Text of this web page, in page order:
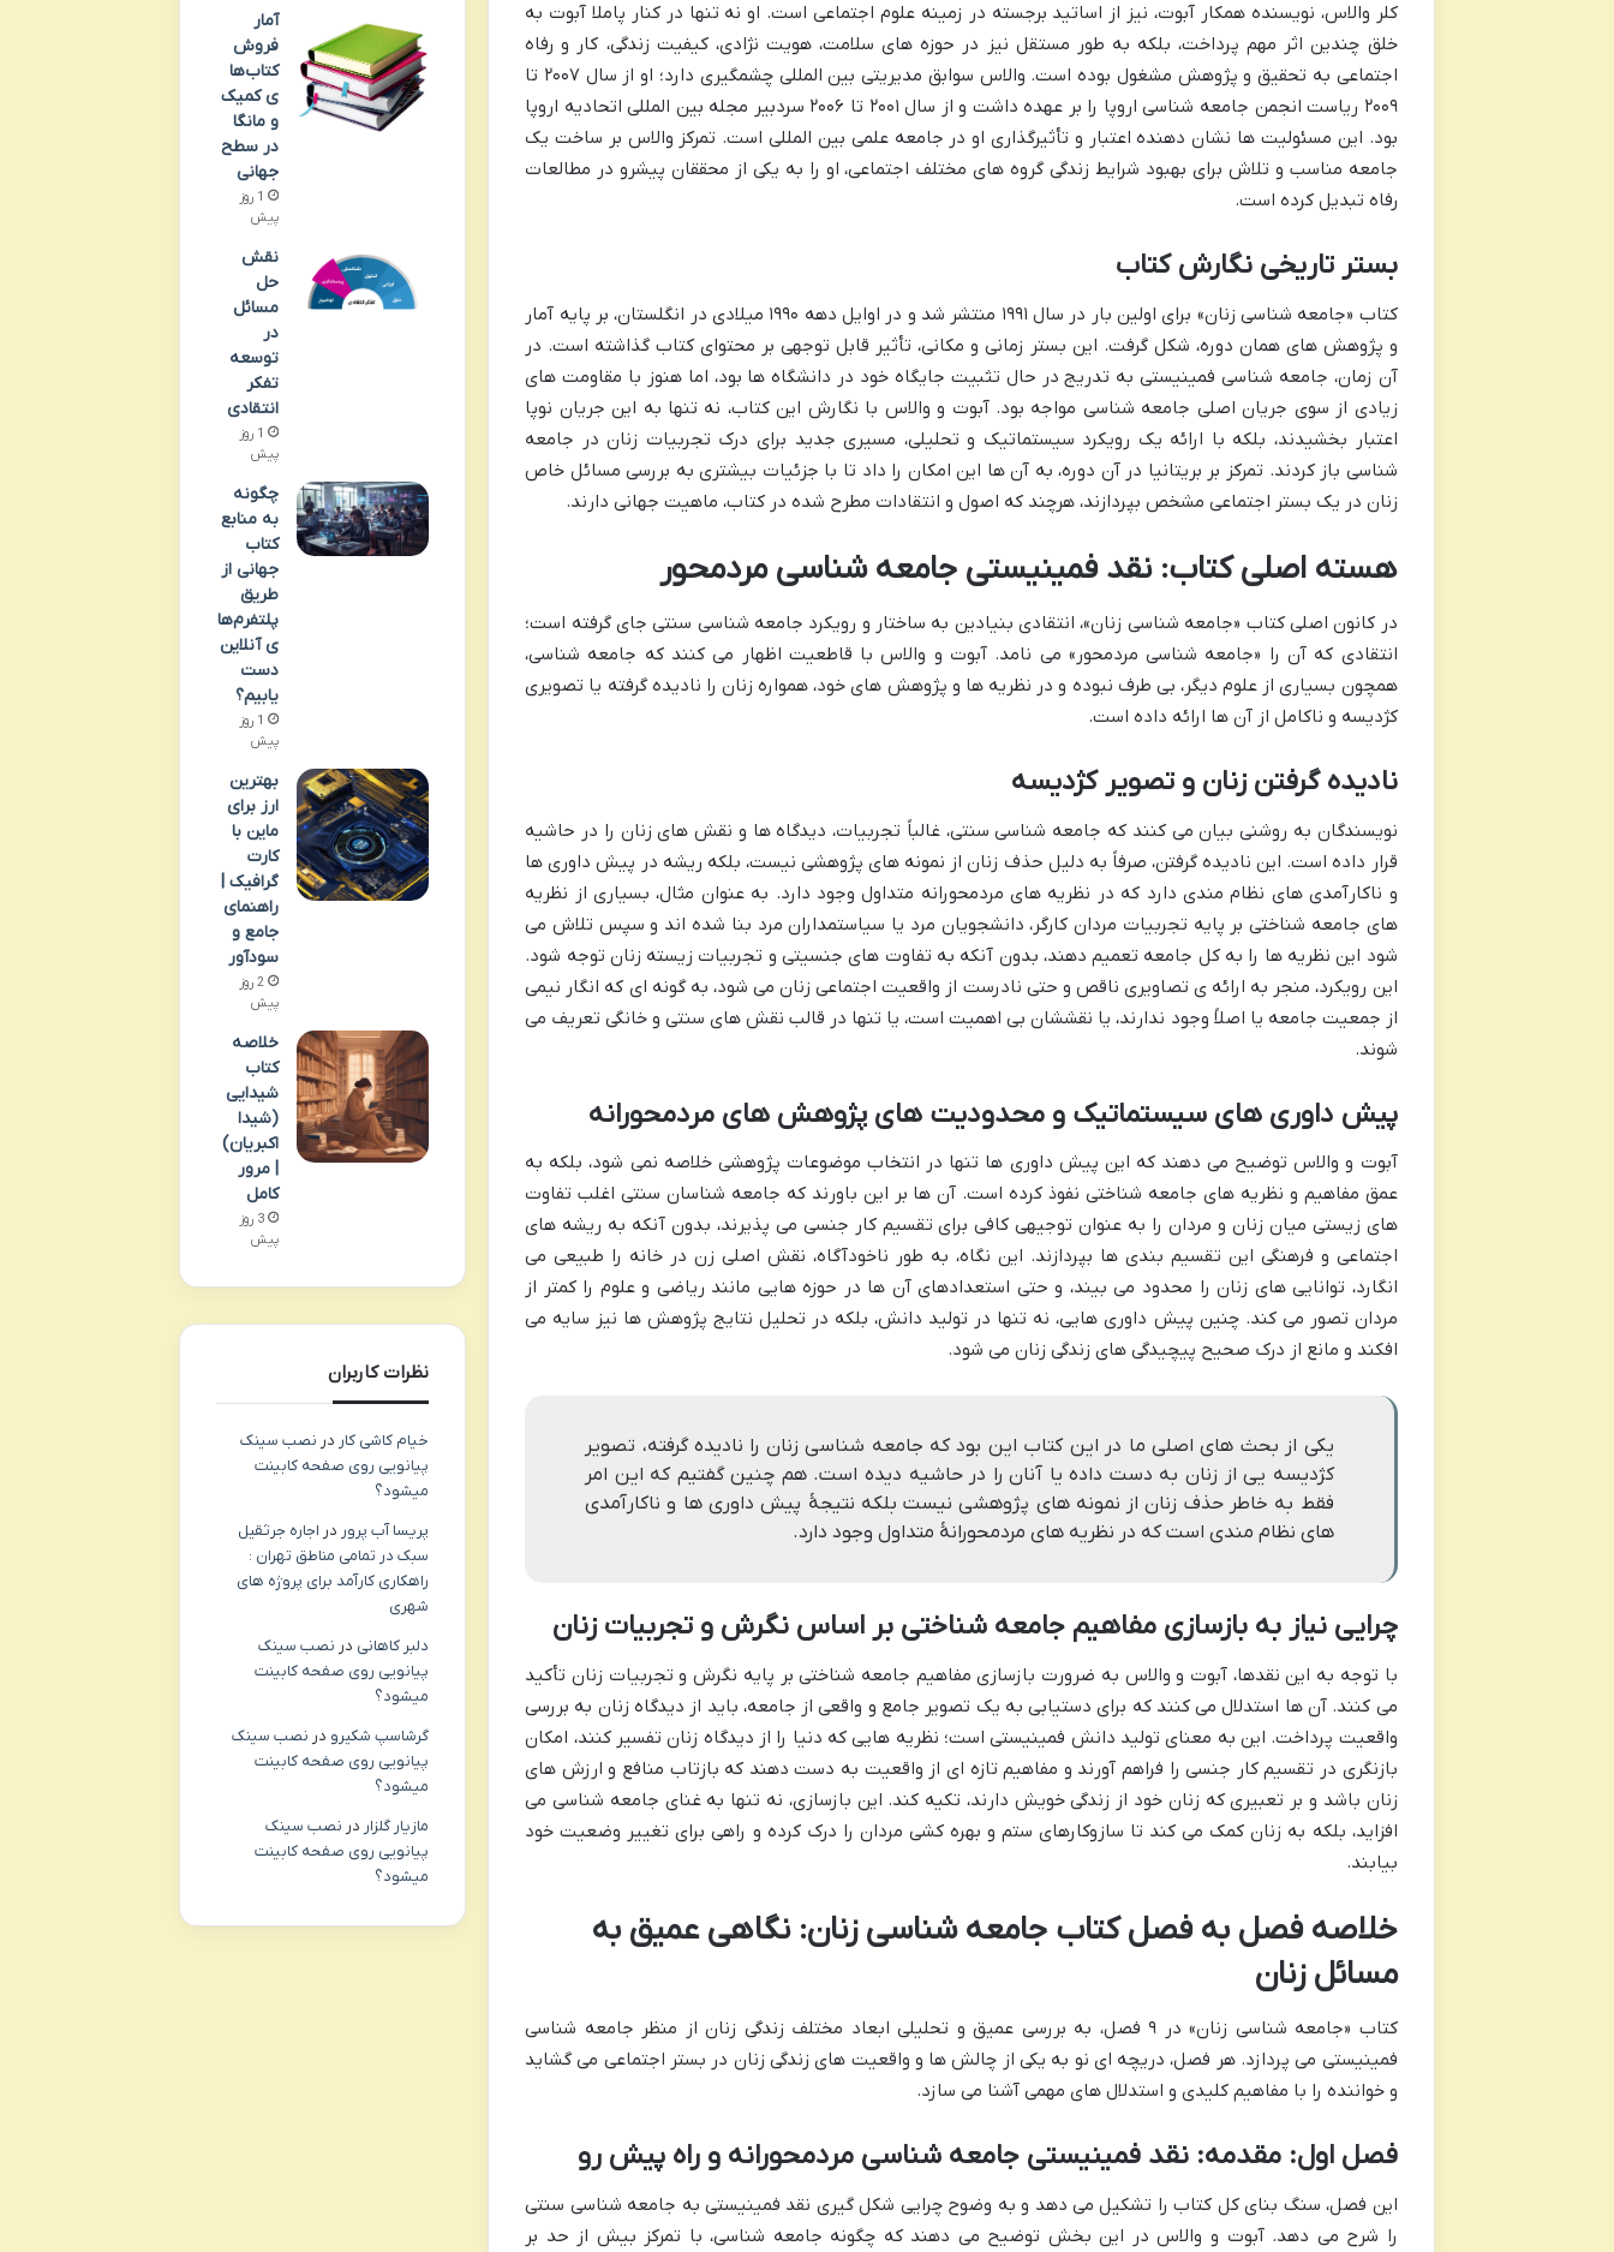
کلر والاس، نویسنده همکار آبوت، نیز از اساتید برجسته در زمینه علوم اجتماعی است. او نه تنها در کنار پاملا آبوت به
خلق چندین اثر مهم پرداخت، بلکه به طور مستقل نیز در حوزه های سلامت، هویت نژادی، کیفیت زندگی، کار و رفاه
اجتماعی به تحقیق و پژوهش مشغول بوده است. والاس سوابق مدیریتی بین المللی چشمگیری دارد؛ او از سال ۲۰۰۷ تا
۲۰۰۹ ریاست انجمن جامعه شناسی اروپا را بر عهده داشت و از سال ۲۰۰۱ تا ۲۰۰۶ سردبیر مجله بین المللی اتحادیه اروپا
بود. این مسئولیت ها نشان دهنده اعتبار و تأثیرگذاری او در جامعه علمی بین المللی است. تمرکز والاس بر ساخت یک
جامعه مناسب و تلاش برای بهبود شرایط زندگی گروه های مختلف اجتماعی، او را به یکی از محققان پیشرو در مطالعات
رفاه تبدیل کرده است.
بستر تاریخی نگارش کتاب
کتاب «جامعه شناسی زنان» برای اولین بار در سال ۱۹۹۱ منتشر شد و در اوایل دهه ۱۹۹۰ میلادی در انگلستان، بر پایه آمار
و پژوهش های همان دوره، شکل گرفت. این بستر زمانی و مکانی، تأثیر قابل توجهی بر محتوای کتاب گذاشته است. در
آن زمان، جامعه شناسی فمینیستی به تدریج در حال تثبیت جایگاه خود در دانشگاه ها بود، اما هنوز با مقاومت های
زیادی از سوی جریان اصلی جامعه شناسی مواجه بود. آبوت و والاس با نگارش این کتاب، نه تنها به این جریان نوپا
اعتبار بخشیدند، بلکه با ارائه یک رویکرد سیستماتیک و تحلیلی، مسیری جدید برای درک تجربیات زنان در جامعه
شناسی باز کردند. تمرکز بر بریتانیا در آن دوره، به آن ها این امکان را داد تا با جزئیات بیشتری به بررسی مسائل خاص
زنان در یک بستر اجتماعی مشخص بپردازند، هرچند که اصول و انتقادات مطرح شده در کتاب، ماهیت جهانی دارند.
هسته اصلی کتاب: نقد فمینیستی جامعه شناسی مردمحور
در کانون اصلی کتاب «جامعه شناسی زنان»، انتقادی بنیادین به ساختار و رویکرد جامعه شناسی سنتی جای گرفته است؛
انتقادی که آن را «جامعه شناسی مردمحور» می نامد. آبوت و والاس با قاطعیت اظهار می کنند که جامعه شناسی،
همچون بسیاری از علوم دیگر، بی طرف نبوده و در نظریه ها و پژوهش های خود، همواره زنان را نادیده گرفته یا تصویری
کژدیسه و ناکامل از آن ها ارائه داده است.
نادیده گرفتن زنان و تصویر کژدیسه
نویسندگان به روشنی بیان می کنند که جامعه شناسی سنتی، غالباً تجربیات، دیدگاه ها و نقش های زنان را در حاشیه
قرار داده است. این نادیده گرفتن، صرفاً به دلیل حذف زنان از نمونه های پژوهشی نیست، بلکه ریشه در پیش داوری ها
و ناکارآمدی های نظام مندی دارد که در نظریه های مردمحورانه متداول وجود دارد. به عنوان مثال، بسیاری از نظریه
های جامعه شناختی بر پایه تجربیات مردان کارگر، دانشجویان مرد یا سیاستمداران مرد بنا شده اند و سپس تلاش می
شود این نظریه ها را به کل جامعه تعمیم دهند، بدون آنکه به تفاوت های جنسیتی و تجربیات زیسته زنان توجه شود.
این رویکرد، منجر به ارائه ی تصاویری ناقص و حتی نادرست از واقعیت اجتماعی زنان می شود، به گونه ای که انگار نیمی
از جمعیت جامعه یا اصلاً وجود ندارند، یا نقششان بی اهمیت است، یا تنها در قالب نقش های سنتی و خانگی تعریف می
شوند.
پیش داوری های سیستماتیک و محدودیت های پژوهش های مردمحورانه
آبوت و والاس توضیح می دهند که این پیش داوری ها تنها در انتخاب موضوعات پژوهشی خلاصه نمی شود، بلکه به
عمق مفاهیم و نظریه های جامعه شناختی نفوذ کرده است. آن ها بر این باورند که جامعه شناسان سنتی اغلب تفاوت
های زیستی میان زنان و مردان را به عنوان توجیهی کافی برای تقسیم کار جنسی می پذیرند، بدون آنکه به ریشه های
اجتماعی و فرهنگی این تقسیم بندی ها بپردازند. این نگاه، به طور ناخودآگاه، نقش اصلی زن در خانه را طبیعی می
انگارد، توانایی های زنان را محدود می بیند، و حتی استعدادهای آن ها در حوزه هایی مانند ریاضی و علوم را کمتر از
مردان تصور می کند. چنین پیش داوری هایی، نه تنها در تولید دانش، بلکه در تحلیل نتایج پژوهش ها نیز سایه می
افکند و مانع از درک صحیح پیچیدگی های زندگی زنان می شود.
یکی از بحث های اصلی ما در این کتاب این بود که جامعه شناسی زنان را نادیده گرفته، تصویر
کژدیسه یی از زنان به دست داده یا آنان را در حاشیه دیده است. هم چنین گفتیم که این امر
فقط به خاطر حذف زنان از نمونه های پژوهشی نیست بلکه نتیجهٔ پیش داوری ها و ناکارآمدی
های نظام مندی است که در نظریه های مردمحورانهٔ متداول وجود دارد.
چرایی نیاز به بازسازی مفاهیم جامعه شناختی بر اساس نگرش و تجربیات زنان
با توجه به این نقدها، آبوت و والاس به ضرورت بازسازی مفاهیم جامعه شناختی بر پایه نگرش و تجربیات زنان تأکید
می کنند. آن ها استدلال می کنند که برای دستیابی به یک تصویر جامع و واقعی از جامعه، باید از دیدگاه زنان به بررسی
واقعیت پرداخت. این به معنای تولید دانش فمینیستی است؛ نظریه هایی که دنیا را از دیدگاه زنان تفسیر کنند، امکان
بازنگری در تقسیم کار جنسی را فراهم آورند و مفاهیم تازه ای از واقعیت به دست دهند که بازتاب منافع و ارزش های
زنان باشد و بر تعبیری که زنان خود از زندگی خویش دارند، تکیه کند. این بازسازی، نه تنها به غنای جامعه شناسی می
افزاید، بلکه به زنان کمک می کند تا سازوکارهای ستم و بهره کشی مردان را درک کرده و راهی برای تغییر وضعیت خود
بیابند.
خلاصه فصل به فصل کتاب جامعه شناسی زنان: نگاهی عمیق به
مسائل زنان
کتاب «جامعه شناسی زنان» در ۹ فصل، به بررسی عمیق و تحلیلی ابعاد مختلف زندگی زنان از منظر جامعه شناسی
فمینیستی می پردازد. هر فصل، دریچه ای نو به یکی از چالش ها و واقعیت های زندگی زنان در بستر اجتماعی می گشاید
و خواننده را با مفاهیم کلیدی و استدلال های مهمی آشنا می سازد.
فصل اول: مقدمه: نقد فمینیستی جامعه شناسی مردمحورانه و راه پیش رو
این فصل، سنگ بنای کل کتاب را تشکیل می دهد و به وضوح چرایی شکل گیری نقد فمینیستی به جامعه شناسی سنتی
را شرح می دهد. آبوت و والاس در این بخش توضیح می دهند که چگونه جامعه شناسی، با تمرکز بیش از حد بر
آمار
فروش
کتاب‌ها
ی کمیک
و مانگا
در سطح
جهانی
1 روز
پیش
نقش
حل
مسائل
در
توسعه
تفکر
انتقادی
1 روز
پیش
چگونه
به منابع
کتاب
جهانی از
طریق
پلتفرم‌ها
ی آنلاین
دست
یابیم؟
1 روز
پیش
بهترین
ارز برای
ماین با
کارت
گرافیک |
راهنمای
جامع و
سودآور
2 روز
پیش
خلاصه
کتاب
شیدایی
(شیدا
اکبریان)
| مرور
کامل
3 روز
پیش
نظرات کاربران
خیام کاشی کار در نصب سینک
پیانویی روی صفحه کابینت
میشود؟
پریسا آب پرور در اجاره جرثقیل
سبک در تمامی مناطق تهران :
راهکاری کارآمد برای پروژه های
شهری
دلبر کاهانی در نصب سینک
پیانویی روی صفحه کابینت
میشود؟
گرشاسپ شکیرو در نصب سینک
پیانویی روی صفحه کابینت
میشود؟
مازیار گلزار در نصب سینک
پیانویی روی صفحه کابینت
میشود؟